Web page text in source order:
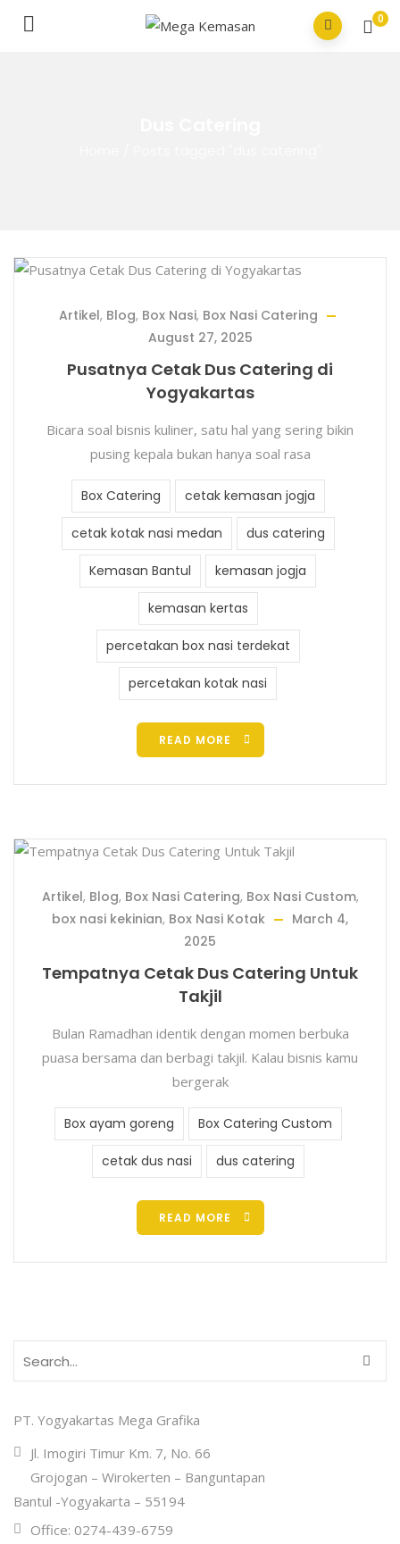
0
Artikel, Blog, Box Nasi, Box Nasi Catering
August 27, 2025
Pusatnya Cetak Dus Catering di
Yogyakartas
Bicara soal bisnis kuliner, satu hal yang sering bikin
pusing kepala bukan hanya soal rasa
Box Catering cetak kemasan jogja
cetak kotak nasi medan dus catering
Kemasan Bantul kemasan jogja
kemasan kertas
percetakan box nasi terdekat
percetakan kotak nasi
READ MORE
Artikel, Blog, Box Nasi Catering, Box Nasi Custom,
box nasi kekinian, Box Nasi Kotak
March 4,
2025
Tempatnya Cetak Dus Catering Untuk
Takjil
Bulan Ramadhan identik dengan momen berbuka
puasa bersama dan berbagi takjil. Kalau bisnis kamu
bergerak
Box ayam goreng Box Catering Custom
cetak dus nasi dus catering
READ MORE
PT. Yogyakartas Mega Grafika
Jl. Imogiri Timur Km. 7, No. 66
Grojogan – Wirokerten – Banguntapan
Bantul -Yogyakarta – 55194
Office: 0274-439-6759